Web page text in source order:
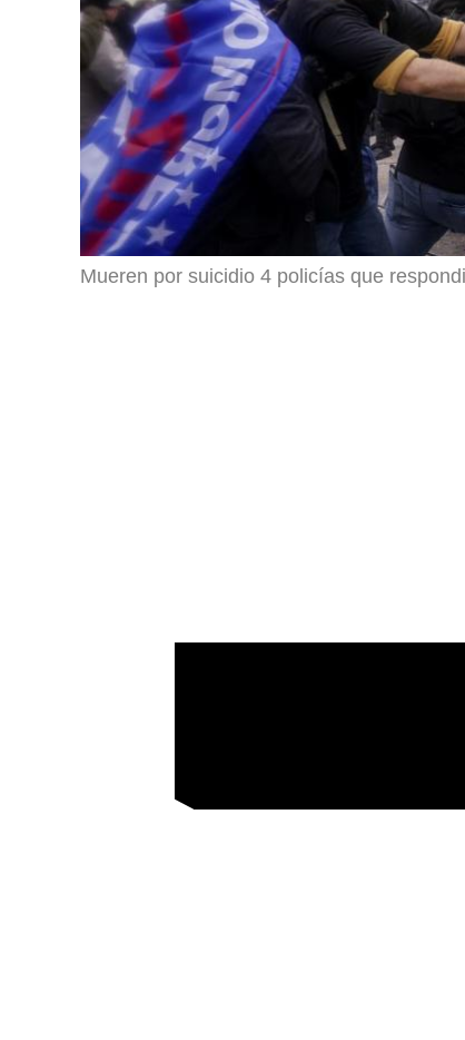
Mueren por suicidio 4 policías que